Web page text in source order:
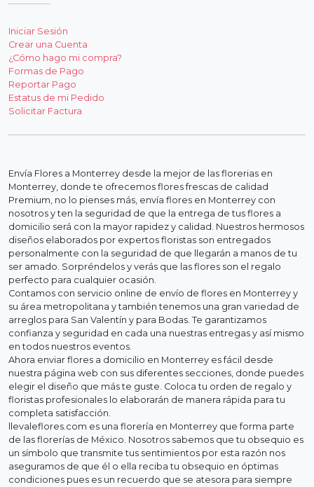
Iniciar Sesión
Crear una Cuenta
¿Cómo hago mi compra?
Formas de Pago
Reportar Pago
Estatus de mi Pedido
Solicitar Factura
Envía Flores a Monterrey desde la mejor de las florerias en
Monterrey, donde te ofrecemos flores frescas de calidad
Premium, no lo pienses más, envía flores en Monterrey con
nosotros y ten la seguridad de que la entrega de tus flores a
domicilio será con la mayor rapidez y calidad. Nuestros hermosos
diseños elaborados por expertos floristas son entregados
personalmente con la seguridad de que llegarán a manos de tu
ser amado. Sorpréndelos y verás que las flores son el regalo
perfecto para cualquier ocasión.
Contamos con servicio online de envío de flores en Monterrey y
su área metropolitana y también tenemos una gran variedad de
arreglos para San Valentín y para Bodas. Te garantizamos
confianza y seguridad en cada una nuestras entregas y así mismo
en todos nuestros eventos.
Ahora enviar flores a domicilio en Monterrey es fácil desde
nuestra página web con sus diferentes secciones, donde puedes
elegir el diseño que más te guste. Coloca tu orden de regalo y
floristas profesionales lo elaborarán de manera rápida para tu
completa satisfacción.
llevaleflores.com es una florería en Monterrey que forma parte
de las florerías de México. Nosotros sabemos que tu obsequio es
un símbolo que transmite tus sentimientos por esta razón nos
aseguramos de que él o ella reciba tu obsequio en óptimas
condiciones pues es un recuerdo que se atesora para siempre